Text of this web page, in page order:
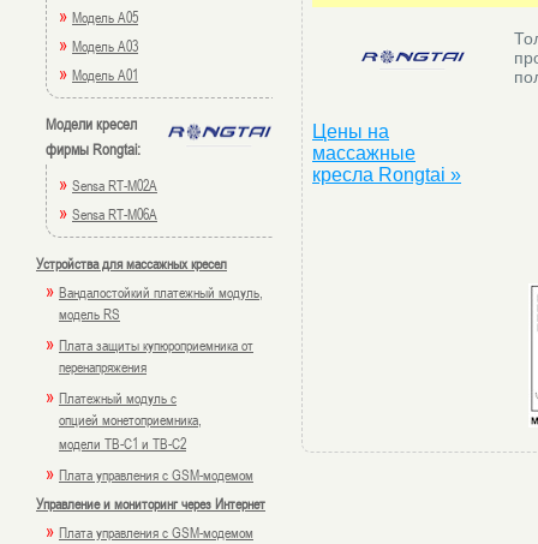
» Модель A05
» Модель A03
» Модель A01
Модели кресел
фирмы Rongtai:
» Sensa RT-M02A
» Sensa RT-M06A
Устройства для массажных кресел
» Вандалостойкий платежный модуль,
модель RS
» Плата защиты купюроприемника от
перенапряжения
» Платежный модуль с
опцией монетоприемника,
модели TB-C1 и TB-C2
» Плата управления с GSM-модемом
Управление и мониторинг через Интернет
» Плата управления с GSM-модемом
Цены на
массажные
кресла Rongtai »